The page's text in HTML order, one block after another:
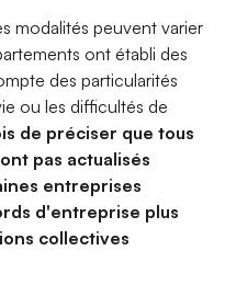
modalités peuvent varier
ont établi des
des particularités
ou les difficultés de
de préciser que tous
pas actualisés
entreprises
d'entreprise plus
collectives